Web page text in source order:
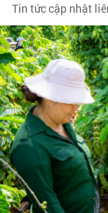
Tin tức cập nhật